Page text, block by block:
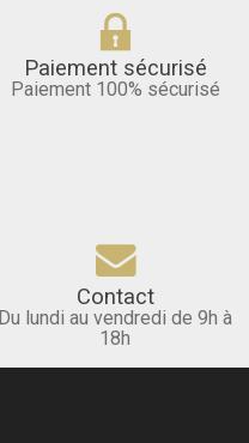
Paiement sécurisé
Paiement 100% sécurisé
Contact
Du lundi au vendredi de 9h à
18h